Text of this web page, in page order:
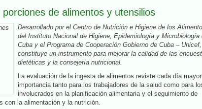
de alimentos y utensilios
Desarrollado por el Centro de Nutrición e Higiene de los
del Instituto Nacional de Higiene, Epidemiología y Microbiología
Cuba y el Programa de Cooperación Gobierno de Cuba – Unicef,
constituye un instrumento para mejorar la calidad de las
dietéticas y la consejería nutricional.
La evaluación de la ingesta de alimentos reviste cada día mayor
importancia tanto para los trabajadores de la salud como para
involucrados en la planificación alimentaria y el seguimiento de
con la alimentación y la nutrición.